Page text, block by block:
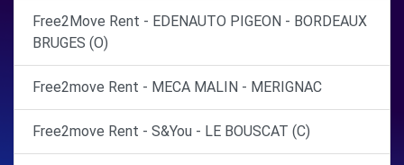
Free2Move Rent - EDENAUTO PIGEON - BORDEAUX
BRUGES (O)
Free2move Rent - MECA MALIN - MERIGNAC
Free2move Rent - S&You - LE BOUSCAT (C)